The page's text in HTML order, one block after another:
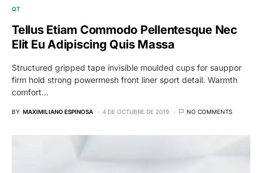
QT
Tellus Etiam Commodo Pellentesque Nec
Elit Eu Adipiscing Quis Massa
Structured gripped tape invisible moulded cups for sauppor
firm hold strong powermesh front liner sport detail. Warmth
comfort…
BY MAXIMILIANO ESPINOSA 4 DE OCTUBRE DE 2019 NO COMMENTS